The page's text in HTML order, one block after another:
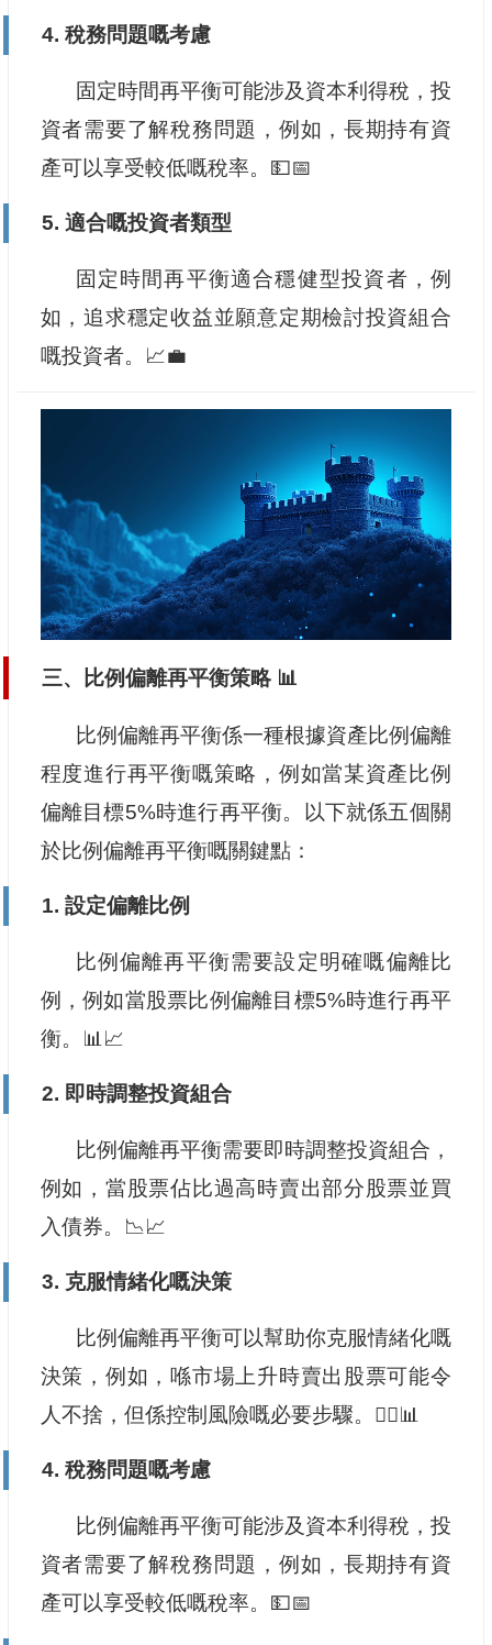
4. 稅務問題嘅考慮
固定時間再平衡可能涉及資本利得稅，投
資者需要了解稅務問題，例如，長期持有資
產可以享受較低嘅稅率。💵📅
5. 適合嘅投資者類型
固定時間再平衡適合穩健型投資者，例
如，追求穩定收益並願意定期檢討投資組合
嘅投資者。📈💼
三、比例偏離再平衡策略 📊
比例偏離再平衡係一種根據資產比例偏離
程度進行再平衡嘅策略，例如當某資產比例
偏離目標5%時進行再平衡。以下就係五個關
於比例偏離再平衡嘅關鍵點：
1. 設定偏離比例
比例偏離再平衡需要設定明確嘅偏離比
例，例如當股票比例偏離目標5%時進行再平
衡。📊📈
2. 即時調整投資組合
比例偏離再平衡需要即時調整投資組合，
例如，當股票佔比過高時賣出部分股票並買
入債券。📉📈
3. 克服情緒化嘅決策
比例偏離再平衡可以幫助你克服情緒化嘅
決策，例如，喺市場上升時賣出股票可能令
人不捨，但係控制風險嘅必要步驟。🧘‍♂️📊
4. 稅務問題嘅考慮
比例偏離再平衡可能涉及資本利得稅，投
資者需要了解稅務問題，例如，長期持有資
產可以享受較低嘅稅率。💵📅